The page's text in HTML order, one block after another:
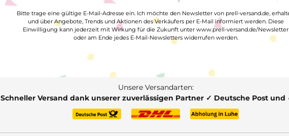
Bitte trage eine gültige E-Mail-Adresse ein. Ich möchte den Newsletter von prell-versand.de,
und über Angebote, Trends und Aktionen des Verkäufers per E-Mail informiert werden. Diese
Einwilligung kann jederzeit mit Wirkung für die Zukunft unter www.prell-versand.de/Newsletter
oder am Ende jedes E-Mail-Newsletters widerrufen werden.
Unsere Versandarten:
Schneller Versand dank unserer zuverlässigen Partner ✓ Deutsche Post und